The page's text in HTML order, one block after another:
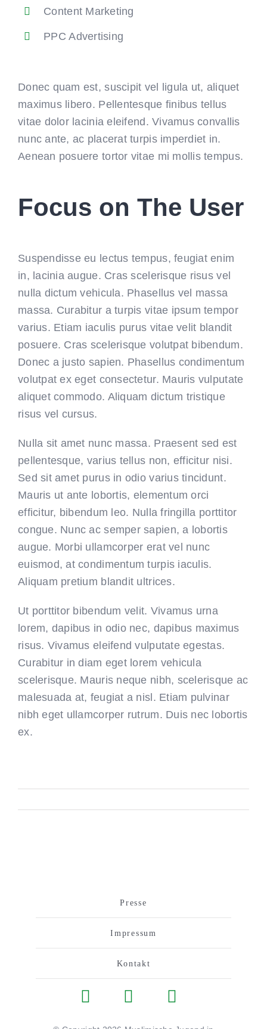
Content Marketing
PPC Advertising
Donec quam est, suscipit vel ligula ut, aliquet
maximus libero. Pellentesque finibus tellus
vitae dolor lacinia eleifend. Vivamus convallis
nunc ante, ac placerat turpis imperdiet in.
Aenean posuere tortor vitae mi mollis tempus.
Focus on The User
Suspendisse eu lectus tempus, feugiat enim
in, lacinia augue. Cras scelerisque risus vel
nulla dictum vehicula. Phasellus vel massa
massa. Curabitur a turpis vitae ipsum tempor
varius. Etiam iaculis purus vitae velit blandit
posuere. Cras scelerisque volutpat bibendum.
Donec a justo sapien. Phasellus condimentum
volutpat ex eget consectetur. Mauris vulputate
aliquet commodo. Aliquam dictum tristique
risus vel cursus.
Nulla sit amet nunc massa. Praesent sed est
pellentesque, varius tellus non, efficitur nisi.
Sed sit amet purus in odio varius tincidunt.
Mauris ut ante lobortis, elementum orci
efficitur, bibendum leo. Nulla fringilla porttitor
congue. Nunc ac semper sapien, a lobortis
augue. Morbi ullamcorper erat vel nunc
euismod, at condimentum turpis iaculis.
Aliquam pretium blandit ultrices.
Ut porttitor bibendum velit. Vivamus urna
lorem, dapibus in odio nec, dapibus maximus
risus. Vivamus eleifend vulputate egestas.
Curabitur in diam eget lorem vehicula
scelerisque. Mauris neque nibh, scelerisque ac
malesuada at, feugiat a nisl. Etiam pulvinar
nibh eget ullamcorper rutrum. Duis nec lobortis
ex.
Presse
Impressum
Kontakt